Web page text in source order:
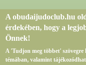
A obudaijudoclub.hu
érdekében, hogy a
Önnek!
A 'Tudjon meg többet'
témában, valamint